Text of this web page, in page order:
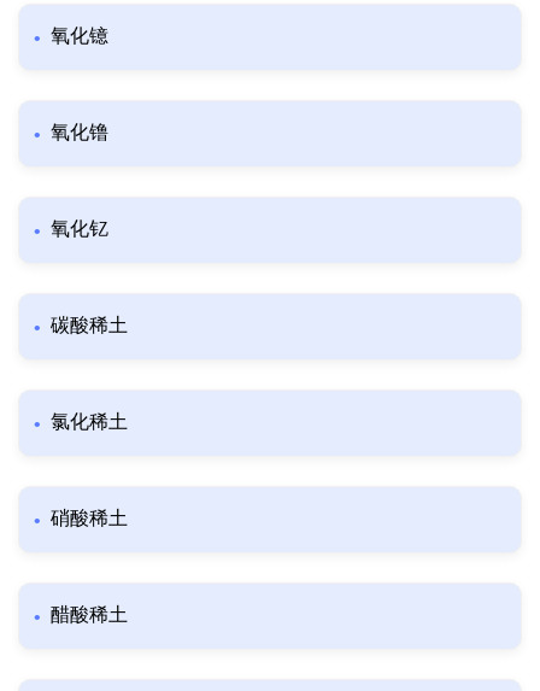
氧化镱
氧化镥
氧化钇
碳酸稀土
氯化稀土
硝酸稀土
醋酸稀土